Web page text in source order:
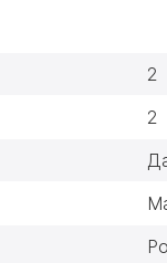
2
2